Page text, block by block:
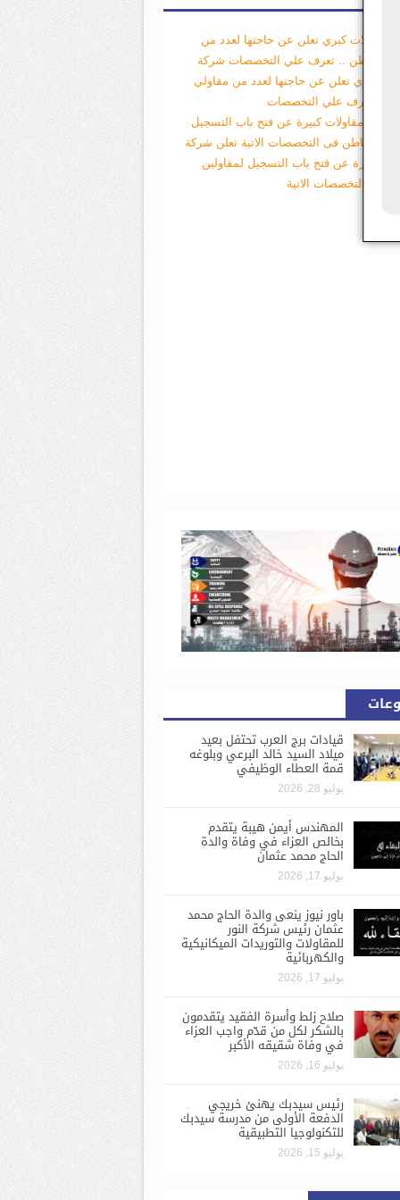
مقاولات كبري تعلن عن حاجتها لعدد من
الباطن .. تعرف علي التخصصات شركة
كبري تعلن عن حاجتها لعدد من مقاولي
.. تعرف علي التخصصات
شركة مقاولات كبيرة عن فتح باب التسجيل
الباطن فى التخصصات الاتية تعلن شركة
كبيرة عن فتح باب التسجيل لمقاولين
فى التخصصات الاتية
قيادات برج العرب تحتفل بعيد
ميلاد السيد خالد البرعي وبلوغه
قمة العطاء الوظيفي
يوليو 28, 2026
المهندس أيمن هيبة يتقدم
بخالص العزاء في وفاة والدة
الحاج محمد عثمان
يوليو 17, 2026
باور نيوز ينعى والدة الحاج محمد
عثمان رئيس شركة النور
للمقاولات والتوريدات الميكانيكية
والكهربائية
يوليو 17, 2026
صلاح زلط وأسرة الفقيد يتقدمون
بالشكر لكل من قدّم واجب العزاء
في وفاة شقيقه الأكبر
يوليو 16, 2026
رئيس سيدبك يهنئ خريجي
الدفعة الأولى من مدرسة سيدبك
للتكنولوجيا التطبيقية
يوليو 15, 2026